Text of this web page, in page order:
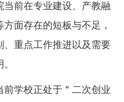
当前在专业建设、产教融
面存在的短板与不足，
、重点工作推进以及需要
前学校正处于＂二次创业